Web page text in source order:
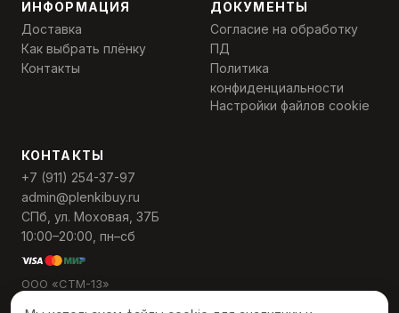
ИНФОРМАЦИЯ
Доставка
Как выбрать плёнку
Контакты
ДОКУМЕНТЫ
Согласие на обработку
ПД
Политика
конфиденциальности
Настройки файлов cookie
КОНТАКТЫ
+7 (911) 254-37-97
admin@plenkibuy.ru
СПб, ул. Моховая, 37Б
10:00–20:00, пн–сб
ООО «СТМ-13»